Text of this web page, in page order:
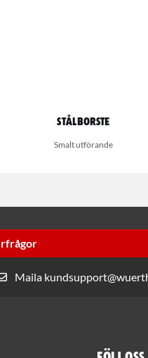
Stålborste
Smalt utförande
Maila